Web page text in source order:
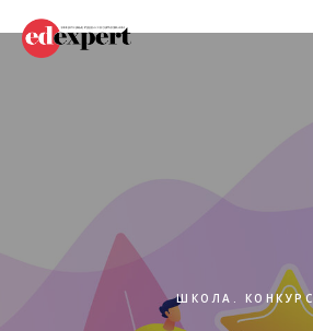
ШКОЛА. КОНКУРС